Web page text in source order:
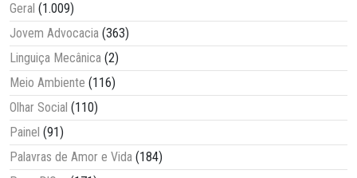
Geral (1.009)
Jovem Advocacia (363)
Linguiça Mecânica (2)
Meio Ambiente (116)
Olhar Social (110)
Painel (91)
Palavras de Amor e Vida (184)